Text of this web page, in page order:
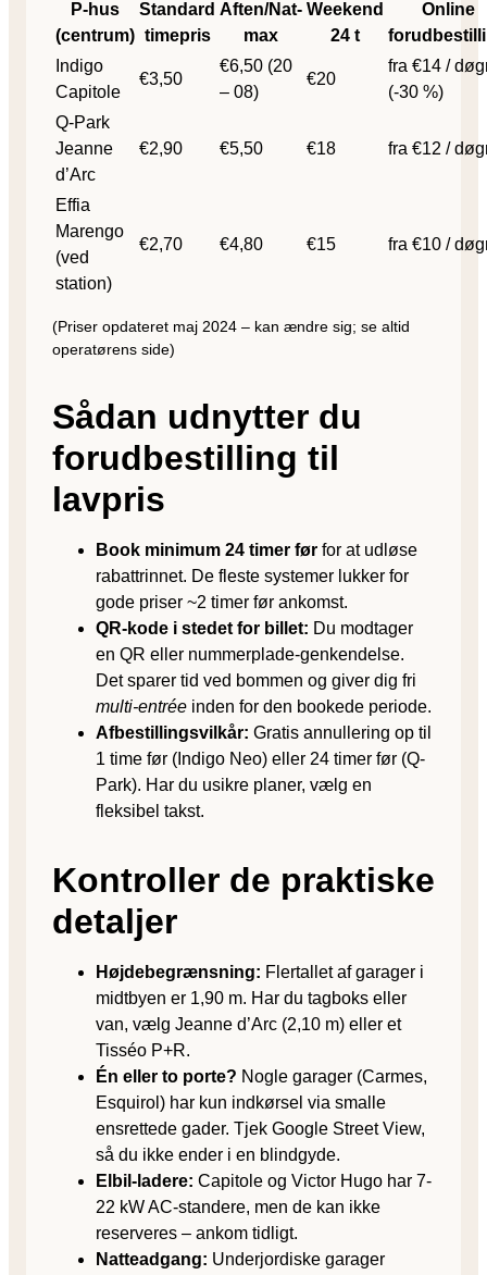
P-hus
(centrum)
Standard
timepris
Aften/Nat-
max
Weekend
24 t
Online
Indigo
Capitole
€3,50
€6,50 (20
– 08)
€20
fra €14 /
(-30 %)
Q-Park
Jeanne
d’Arc
€2,90 €5,50 €18 fra €12 /
Effia
Marengo
(ved
station)
€2,70 €4,80 €15 fra €10 /
(Priser opdateret maj 2024 – kan ændre sig; se altid
operatørens side)
Sådan udnytter du
forudbestilling til
lavpris
Book minimum 24 timer før for at udløse
rabattrinnet. De fleste systemer lukker for
gode priser ~2 timer før ankomst.
QR-kode i stedet for billet: Du modtager
en QR eller nummerplade-genkendelse.
Det sparer tid ved bommen og giver dig fri
multi-entrée inden for den bookede periode.
Afbestillingsvilkår: Gratis annullering op til
1 time før (Indigo Neo) eller 24 timer før (Q-
Park). Har du usikre planer, vælg en
fleksibel takst.
Kontroller de praktiske
detaljer
Højdebegrænsning: Flertallet af garager i
midtbyen er 1,90 m. Har du tagboks eller
van, vælg Jeanne d’Arc (2,10 m) eller et
Tisséo P+R.
Én eller to porte? Nogle garager (Carmes,
Esquirol) har kun indkørsel via smalle
ensrettede gader. Tjek Google Street View,
så du ikke ender i en blindgyde.
Elbil-ladere: Capitole og Victor Hugo har 7-
22 kW AC-standere, men de kan ikke
reserveres – ankom tidligt.
Natte­adgang: Underjordiske garager